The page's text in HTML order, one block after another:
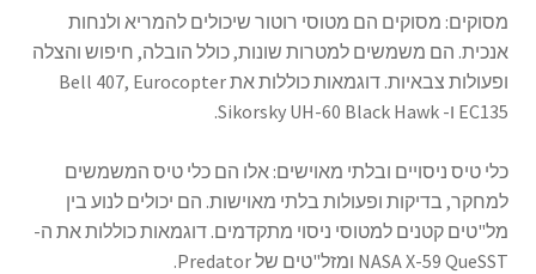
מסוקים: מסוקים הם מטוסי רוטור שיכולים להמריא ולנחות
אנכית. הם משמשים למטרות שונות, כולל הובלה, חיפוש והצלה
ופעולות צבאיות. דוגמאות כוללות את Bell 407, Eurocopter
EC135 ו- Sikorsky UH-60 Black Hawk.
כלי טיס ניסויים ובלתי מאוישים: אלו הם כלי טיס המשמשים
למחקר, בדיקות ופעולות בלתי מאוישות. הם יכולים לנוע בין
מל"טים קטנים למטוסי ניסוי מתקדמים. דוגמאות כוללות את ה-
NASA X-59 QueSST ומזל"טים של Predator.